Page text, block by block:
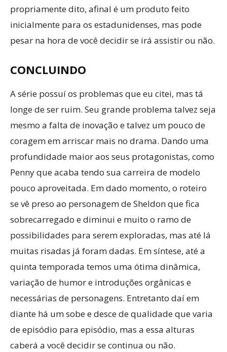
propriamente dito, afinal é um produto feito
inicialmente para os estadunidenses, mas pode
pesar na hora de você decidir se irá assistir ou não.
CONCLUINDO
A série possuí os problemas que eu citei, mas tá
longe de ser ruim. Seu grande problema talvez seja
mesmo a falta de inovação e talvez um pouco de
coragem em arriscar mais no drama. Dando uma
profundidade maior aos seus protagonistas, como
Penny que acaba tendo sua carreira de modelo
pouco aproveitada. Em dado momento, o roteiro
se vê preso ao personagem de Sheldon que fica
sobrecarregado e diminui e muito o ramo de
possibilidades para serem exploradas, mas até lá
muitas risadas já foram dadas. Em síntese, até a
quinta temporada temos uma ótima dinâmica,
variação de humor e introduções orgânicas e
necessárias de personagens. Entretanto daí em
diante há um sobe e desce de qualidade que varia
de episódio para episódio, mas a essa alturas
caberá a você decidir se continua ou não.